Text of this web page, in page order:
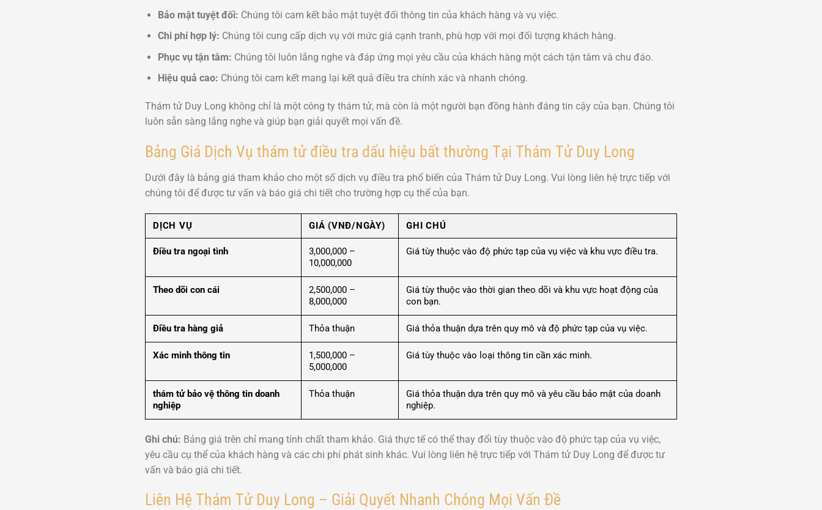
Bảo mật tuyệt đối: Chúng tôi cam kết bảo mật tuyệt đối thông tin của khách hàng và vụ việc.
Chi phí hợp lý: Chúng tôi cung cấp dịch vụ với mức giá cạnh tranh, phù hợp với mọi đối tượng khách hàng.
Phục vụ tận tâm: Chúng tôi luôn lắng nghe và đáp ứng mọi yêu cầu của khách hàng một cách tận tâm và chu đáo.
Hiệu quả cao: Chúng tôi cam kết mang lại kết quả điều tra chính xác và nhanh chóng.
Thám tử Duy Long không chỉ là một công ty thám tử, mà còn là một người bạn đồng hành đáng tin cậy của bạn. Chúng tôi
luôn sẵn sàng lắng nghe và giúp bạn giải quyết mọi vấn đề.
Bảng Giá Dịch Vụ thám tử điều tra dấu hiệu bất thường Tại Thám Tử Duy Long
Dưới đây là bảng giá tham khảo cho một số dịch vụ điều tra phổ biến của Thám tử Duy Long. Vui lòng liên hệ trực tiếp với
chúng tôi để được tư vấn và báo giá chi tiết cho trường hợp cụ thể của bạn.
DỊCH VỤ GIÁ (VNĐ/NGÀY) GHI CHÚ
Điều tra ngoại tình
3,000,000 –
10,000,000
Giá tùy thuộc vào độ phức tạp của vụ việc và khu vực điều tra.
Theo dõi con cái
2,500,000 –
8,000,000
Giá tùy thuộc vào thời gian theo dõi và khu vực hoạt động của
con bạn.
Điều tra hàng giả Thỏa thuận Giá thỏa thuận dựa trên quy mô và độ phức tạp của vụ việc.
Xác minh thông tin
1,500,000 –
5,000,000
Giá tùy thuộc vào loại thông tin cần xác minh.
thám tử bảo vệ thông tin doanh
nghiệp
Thỏa thuận
Giá thỏa thuận dựa trên quy mô và yêu cầu bảo mật của doanh
nghiệp.
Ghi chú: Bảng giá trên chỉ mang tính chất tham khảo. Giá thực tế có thể thay đổi tùy thuộc vào độ phức tạp của vụ việc,
yêu cầu cụ thể của khách hàng và các chi phí phát sinh khác. Vui lòng liên hệ trực tiếp với Thám tử Duy Long để được tư
vấn và báo giá chi tiết.
Liên Hệ Thám Tử Duy Long – Giải Quyết Nhanh Chóng Mọi Vấn Đề